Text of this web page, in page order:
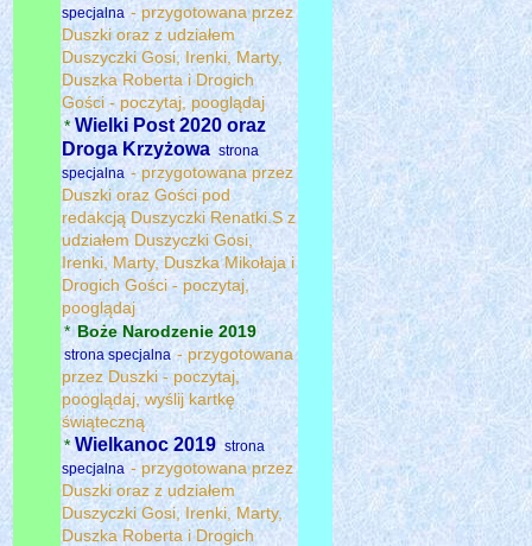
specjalna - przygotowana przez
Duszki oraz z udziałem
Duszyczki Gosi, Irenki, Marty,
Duszka Roberta i Drogich
Gości - poczytaj, pooglądaj
* Wielki Post 2020 oraz
Droga Krzyżowa strona
specjalna - przygotowana przez
Duszki oraz Gości pod
redakcją Duszyczki Renatki.S z
udziałem Duszyczki Gosi,
Irenki, Marty, Duszka Mikołaja i
Drogich Gości - poczytaj,
pooglądaj
* Boże Narodzenie 2019
strona specjalna- przygotowana
przez Duszki - poczytaj,
pooglądaj, wyślij kartkę
świąteczną
* Wielkanoc 2019 strona
specjalna - przygotowana przez
Duszki oraz z udziałem
Duszyczki Gosi, Irenki, Marty,
Duszka Roberta i Drogich